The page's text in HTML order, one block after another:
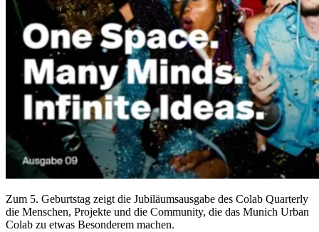
Zum 5. Geburtstag zeigt die Jubiläumsausgabe des Colab Quarterly
die Menschen, Projekte und die Community, die das Munich Urban
Colab zu etwas Besonderem machen.